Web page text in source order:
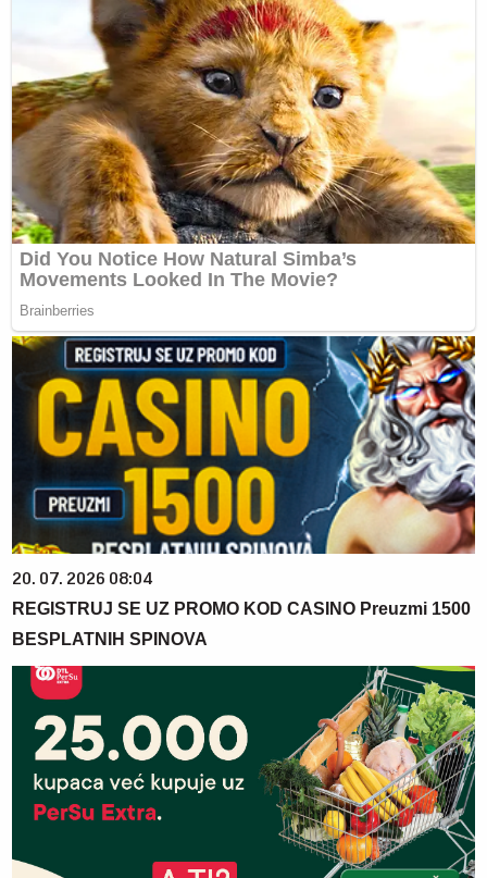
20. 07. 2026 08:04
REGISTRUJ SE UZ PROMO KOD CASINO Preuzmi 1500
BESPLATNIH SPINOVA